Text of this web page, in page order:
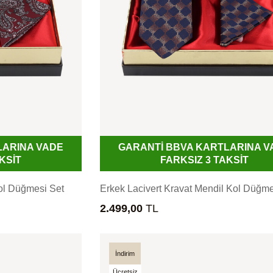
VADE
Düğmesi Set
GARANTİ BBVA KARTLARINA
FARKSIZ 3 TAKSİT
Erkek Lacivert Kravat Mendil Kol
2.499,00 TL
İndirim